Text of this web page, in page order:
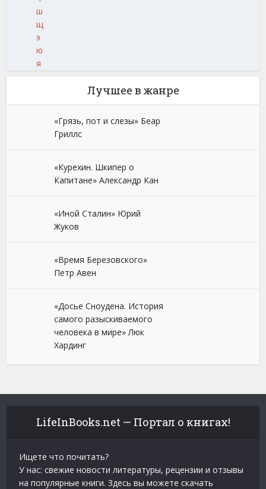
ш
щ
э
ю
я
Лучшее в жанре
«Грязь, пот и слезы» Беар
Гриллс
«Курехин. Шкипер о
Капитане» Александр Кан
«Иной Сталин» Юрий
Жуков
«Время Березовского»
Петр Авен
«Досье Сноудена. История
самого разыскиваемого
человека в мире» Люк
Хардинг
LifeInBooks.net — Портал о книгах!
Ищете что почитать?
У нас: свежие новости литературы, рецензии и отзывы
на популярные книги. Здесь вы можете скачать